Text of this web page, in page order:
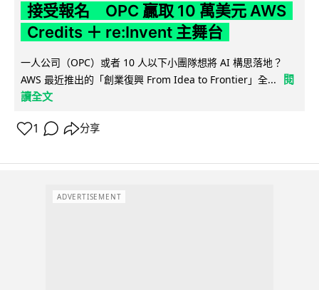
接受報名 OPC 贏取 10 萬美元 AWS
Credits ＋ re:Invent 主舞台
一人公司（OPC）或者 10 人以下小團隊想將 AI 構思落地？
AWS 最近推出的「創業復興 From Idea to Frontier」全...
閱
讀全文
1 分享
ADVERTISEMENT